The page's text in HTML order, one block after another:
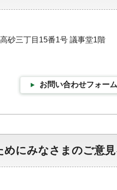
砂三丁目15番1号 議事堂1階
お問い合わせフォーム
にみなさまのご意